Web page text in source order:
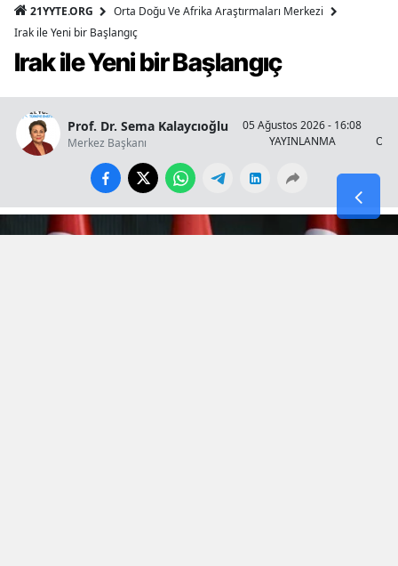
21YYTE.ORG
Orta Doğu Ve Afrika Araştırmaları Merkezi
Irak ile Yeni bir Başlangıç
Irak ile Yeni bir Başlangıç
Prof. Dr. Sema Kalaycıoğlu
Merkez Başkanı
05 Ağustos 2026 - 16:08
YAYINLANMA